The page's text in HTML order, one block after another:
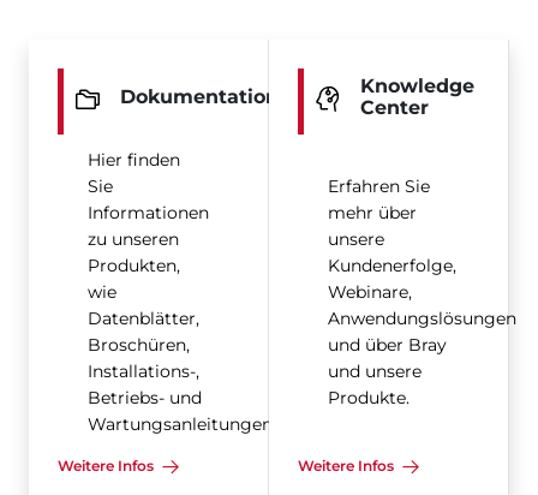
Dokumentation
Hier finden
Sie
Informationen
zu unseren
Produkten,
wie
Datenblätter,
Broschüren,
Installations-,
Betriebs- und
Wartungsanleitungen
Weitere Infos
Knowledge
Center
Erfahren Sie
mehr über
unsere
Kundenerfolge,
Webinare,
Anwendungslösungen
und über Bray
und unsere
Produkte.
Weitere Infos